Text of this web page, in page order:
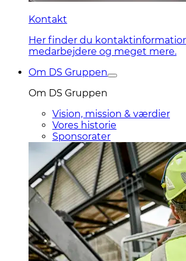
Kontakt
Her finder du
medarbejdere og meget mere.
Om DS Gruppen
Om DS Gruppen
Vision, mission & værdier
Vores historie
Sponsorater